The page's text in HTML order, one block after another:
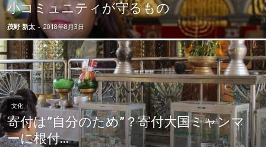
小コミュニティが守るもの
茂野 新太 - 2018年8月3日
文化
寄付は”自分のため”？寄付大国ミャンマ
ーに根付...